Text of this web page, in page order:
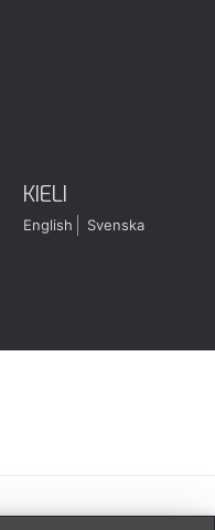
KIELI
English Svenska